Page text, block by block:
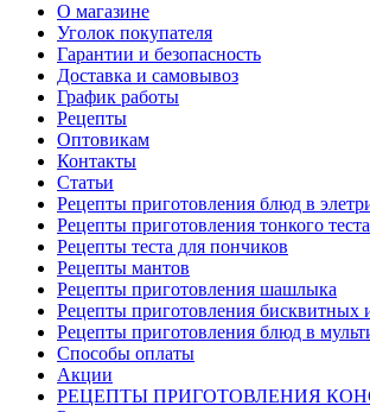
О магазине
Уголок покупателя
Гарантии и безопасность
Доставка и самовывоз
График работы
Рецепты
Оптовикам
Контакты
Статьи
Рецепты приготовления блюд в
Рецепты приготовления тонкого
Рецепты теста для пончиков
Рецепты мантов
Рецепты приготовления шашлыка
Рецепты приготовления бисквитных
Рецепты приготовления блюд в
Способы оплаты
Акции
РЕЦЕПТЫ ПРИГОТОВЛЕНИЯ